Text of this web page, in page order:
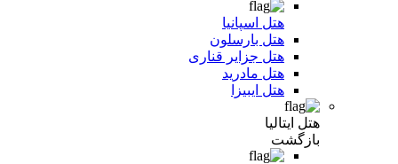
هتل اسپانیا
هتل بارسلون
هتل جزایر قناری
هتل مادرید
هتل ایبیزا
هتل ایتالیا
بازگشت